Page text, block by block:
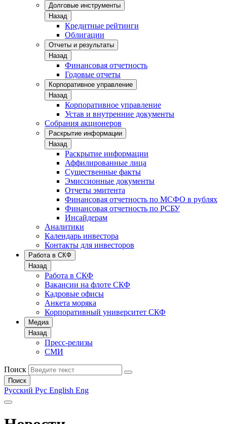
Долговые инструменты
Назад
Кредитные рейтинги
Облигации
Отчеты и результаты
Назад
Финансовая отчетность
Годовые отчеты
Корпоративное управление
Назад
Корпоративное управление
Устав и внутренние документы
Собрания акционеров
Раскрытие информации
Назад
Раскрытие информации
Аффилированные лица
Существенные факты
Эмиссионные документы
Отчеты эмитента
Финансовая отчетность по МСФО в рублях
Финансовая отчетность по РСБУ
Инсайдерам
Аналитики
Календарь инвестора
Контакты для инвесторов
Работа в СКФ
Назад
Работа в СКФ
Вакансии на флоте СКФ
Кадровые офисы
Анкета моряка
Корпоративный университет СКФ
Медиа
Назад
Пресс-релизы
СМИ
Поиск
Поиск
Русский Рус English Eng